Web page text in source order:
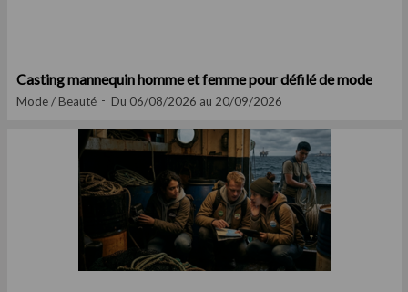
Casting mannequin homme et femme pour défilé de mode
Mode / Beauté Du 06/08/2026 au 20/09/2026